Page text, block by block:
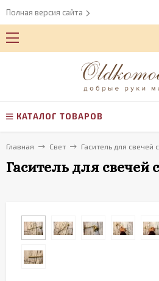
Полная версия сайта
КАТАЛОГ ТОВАРОВ
Главная Свет Гаситель для свечей
Гаситель для свечей